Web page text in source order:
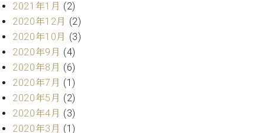
ェ
ッ
シ
ョ
ナ
ル
W.
ホ
フ
本
社
：
八
王
・
技
術
営
2021年1月 (2)
2020年12月 (2)
2020年10月 (3)
2020年9月 (4)
2020年8月 (6)
2020年7月 (1)
2020年5月 (2)
2020年4月 (3)
2020年3月 (1)